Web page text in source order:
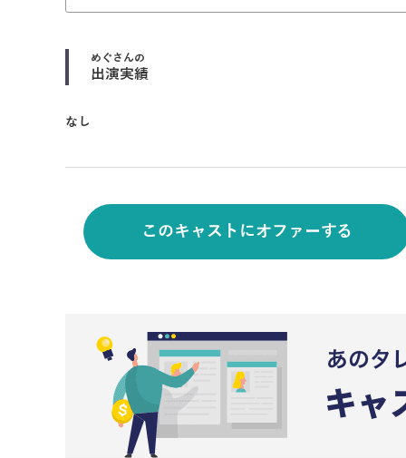
めぐ さんの
出演実績
なし
このキャストにオファーする